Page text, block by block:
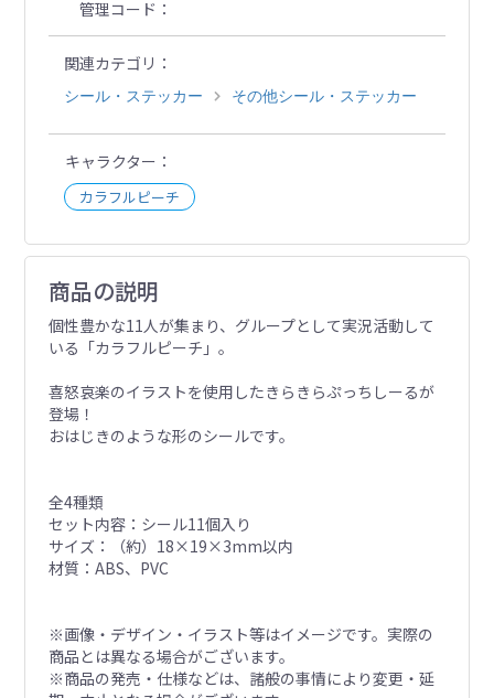
管理コード
関連カテゴリ
シール・ステッカー その他シール・ステッカー
キャラクター
カラフルピーチ
商品の説明
個性豊かな11人が集まり、グループとして実況活動して
いる「カラフルピーチ」。
喜怒哀楽のイラストを使用したきらきらぷっちしーるが
登場！
おはじきのような形のシールです。
全4種類
セット内容：シール11個入り
サイズ：（約）18×19×3mm以内
材質：ABS、PVC
※画像・デザイン・イラスト等はイメージです。実際の
商品とは異なる場合がございます。
※商品の発売・仕様などは、諸般の事情により変更・延